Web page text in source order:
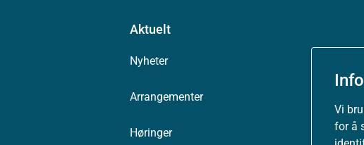
Vi
for å
Aktuelt
Nyheter
Arrangementer
Høringer